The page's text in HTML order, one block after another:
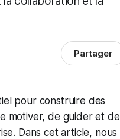
Partager
pour construire des
motiver, de guider et de
Dans cet article, nous